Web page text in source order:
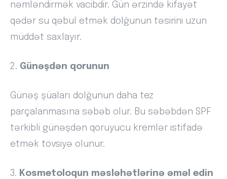
nəmləndirmək vacibdir. Gün ərzində kifayət
qədər su qəbul etmək dolğunun təsirini uzun
müddət saxlayır.
2. Günəşdən qorunun
Günəş şüaları dolğunun daha tez
parçalanmasına səbəb olur. Bu səbəbdən SPF
tərkibli günəşdən qoruyucu kremlər istifadə
etmək tövsiyə olunur.
3. Kosmetoloqun məsləhətlərinə əməl edin